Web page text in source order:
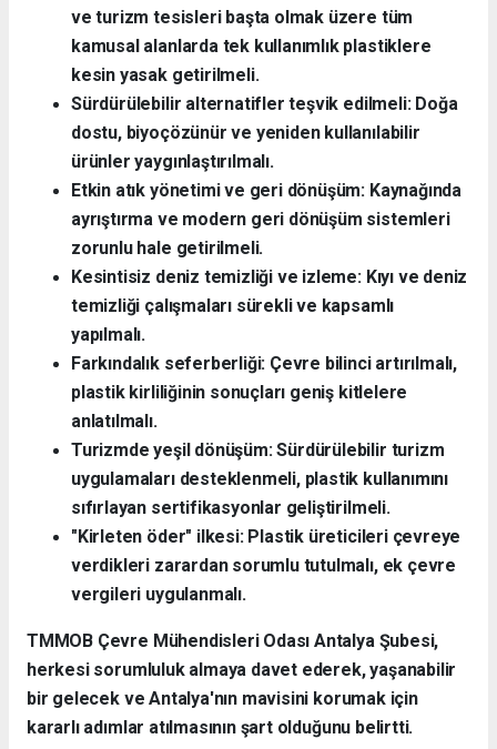
ve turizm tesisleri başta olmak üzere tüm
kamusal alanlarda tek kullanımlık plastiklere
kesin yasak getirilmeli.
Sürdürülebilir alternatifler teşvik edilmeli: Doğa
dostu, biyoçözünür ve yeniden kullanılabilir
ürünler yaygınlaştırılmalı.
Etkin atık yönetimi ve geri dönüşüm: Kaynağında
ayrıştırma ve modern geri dönüşüm sistemleri
zorunlu hale getirilmeli.
Kesintisiz deniz temizliği ve izleme: Kıyı ve deniz
temizliği çalışmaları sürekli ve kapsamlı
yapılmalı.
Farkındalık seferberliği: Çevre bilinci artırılmalı,
plastik kirliliğinin sonuçları geniş kitlelere
anlatılmalı.
Turizmde yeşil dönüşüm: Sürdürülebilir turizm
uygulamaları desteklenmeli, plastik kullanımını
sıfırlayan sertifikasyonlar geliştirilmeli.
"Kirleten öder" ilkesi: Plastik üreticileri çevreye
verdikleri zarardan sorumlu tutulmalı, ek çevre
vergileri uygulanmalı.
TMMOB Çevre Mühendisleri Odası Antalya Şubesi,
herkesi sorumluluk almaya davet ederek, yaşanabilir
bir gelecek ve Antalya'nın mavisini korumak için
kararlı adımlar atılmasının şart olduğunu belirtti.